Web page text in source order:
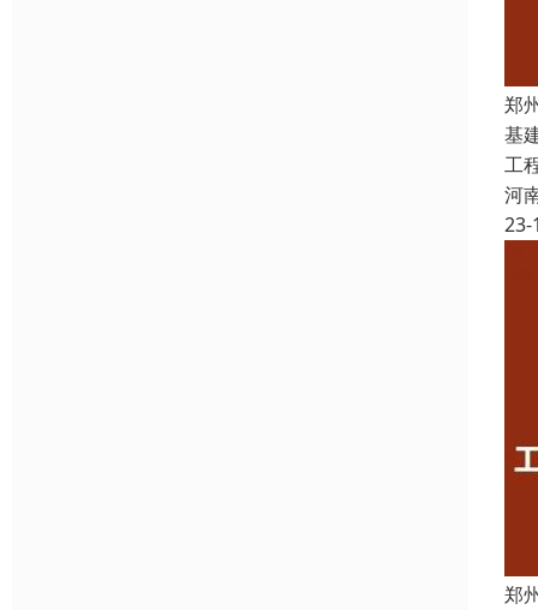
郑
基
工
河
23-
郑